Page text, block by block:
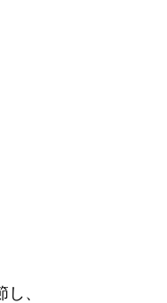
、